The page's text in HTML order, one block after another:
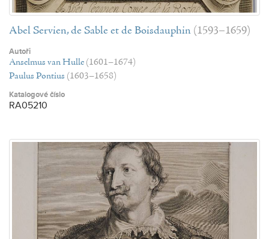
Abel Servien, de Sable et de Boisdauphin (1593–1659)
Autoři
Anselmus van Hulle (1601–1674)
Paulus Pontius (1603–1658)
Katalogové číslo
RA05210